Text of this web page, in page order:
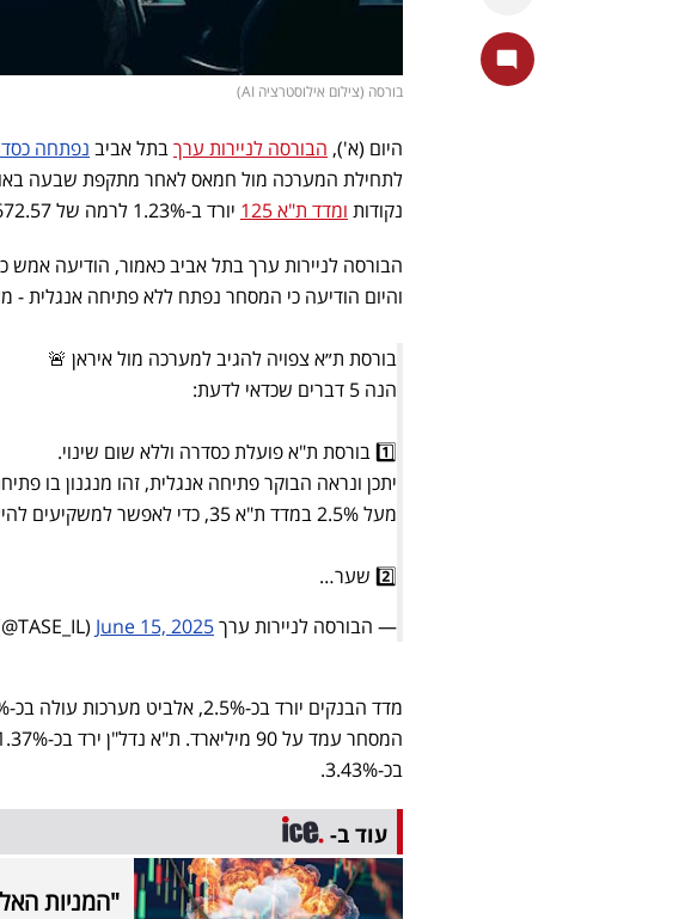
בורסה (צילום אילוסטרציה AI)
היום (א'), הבורסה לניירות ערךבתל אביב נפתחה
לתחילת המערכה מול חמאס לאחר מתקפת שבעה
נקודות ומדד ת"א 125 יורד ב-1.23% לרמה של 2,672.57 נקודות.
הבורסה לניירות ערך בתל אביב כאמור, הודיעה אמש
והיום הודיעה כי המסחר נפתח ללא פתיחה אנגלית - מצב בו מדד ת"א 35 צפוי
בורסת ת״א צפויה להגיב למערכה מול איראן 🚨
הנה 5 דברים שכדאי לדעת:
1️⃣ בורסת ת"א פועלת כסדרה וללא שום שינוי.
יתכן ונראה הבוקר פתיחה אנגלית, זהו מנגנון בו
מעל 2.5% במדד ת"א 35, כדי לאפשר למשקיעים להיערך טוב יותר לפתיחת המסחר
2️⃣ שער…
— הבורסה לניירות ערך Tel Aviv Stock Exchange (@TASE_IL)June 15, 2025
בכ-3.43%.
עוד ב-
"המניות